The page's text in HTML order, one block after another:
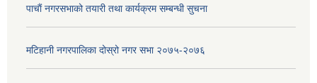
पाचाैं नगरसभाको तयारी तथा कार्यक्रम सम्बन्धी सुचना
मटिहानी नगरपालिका दोस्रो नगर सभा २०७५-२०७६